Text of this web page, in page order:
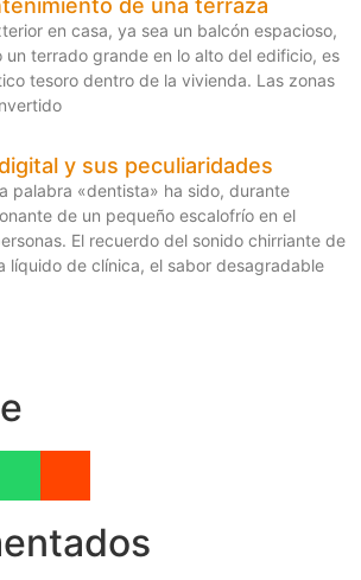
de una terraza
en casa, ya sea un balcón espacioso,
un terrado grande en lo alto del edificio, es
tesoro dentro de la vivienda. Las zonas
y sus peculiaridades
palabra «dentista» ha sido, durante
de un pequeño escalofrío en el
El recuerdo del sonido chirriante de
líquido de clínica, el sabor desagradable